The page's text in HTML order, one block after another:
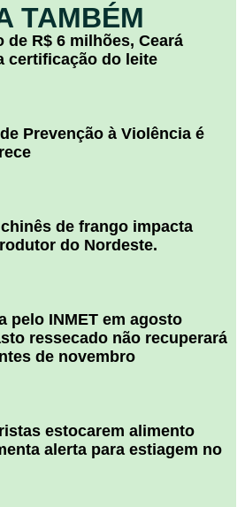
TAMBÉM
R$ 6 milhões, Ceará
certificação do leite
Prevenção à Violência é
de frango impacta
do Nordeste.
pelo INMET em agosto
ressecado não recuperará
de novembro
estocarem alimento
alerta para estiagem no